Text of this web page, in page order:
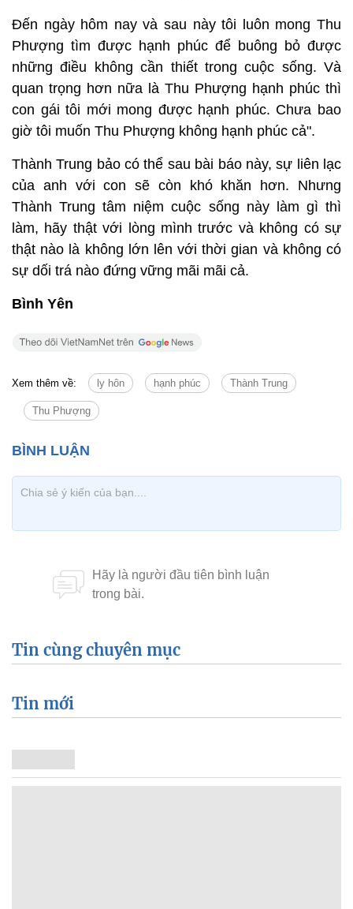
Đến ngày hôm nay và sau này tôi luôn mong Thu
Phượng tìm được hạnh phúc để buông bỏ được
những điều không cần thiết trong cuộc sống. Và
quan trọng hơn nữa là Thu Phượng hạnh phúc thì
con gái tôi mới mong được hạnh phúc. Chưa bao
giờ tôi muốn Thu Phượng không hạnh phúc cả".
Thành Trung bảo có thể sau bài báo này, sự liên lạc
của anh với con sẽ còn khó khăn hơn. Nhưng
Thành Trung tâm niệm cuộc sống này làm gì thì
làm, hãy thật với lòng mình trước và không có sự
thật nào là không lớn lên với thời gian và không có
sự dối trá nào đứng vững mãi mãi cả.
Bình Yên
Xem thêm về: ly hôn hạnh phúc Thành Trung
Thu Phượng
Tin cùng chuyên mục
Tin mới